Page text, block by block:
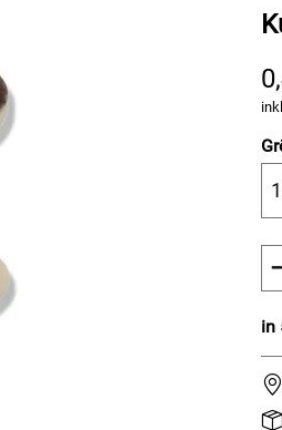
−
in